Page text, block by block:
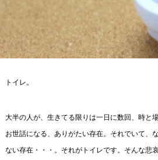
トイレ。
大半の人が、生きてる限りは一日に数回、時と
お世話になる、ありがたい存在。それでいて、
ない存在・・・。それがトイレです。そんな悲